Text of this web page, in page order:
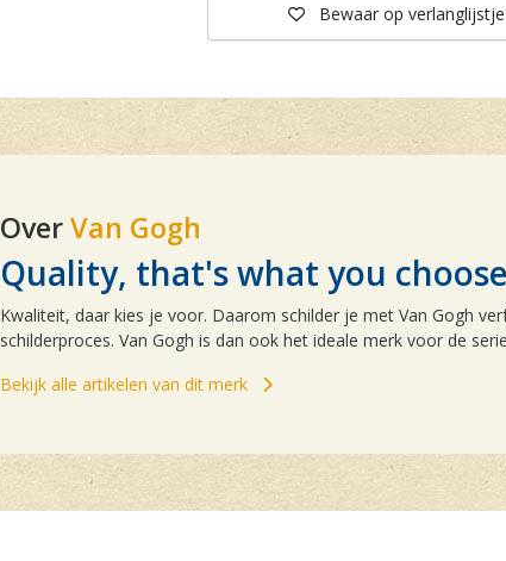
Bewaar op verlanglijstje
OverVan Gogh
Quality, that's what you choose
Kwaliteit, daar kies je voor. Daarom schilder je met Van Gogh
schilderproces. Van Gogh is dan ook het ideale merk voor de
Bekijk alle artikelen van dit merk